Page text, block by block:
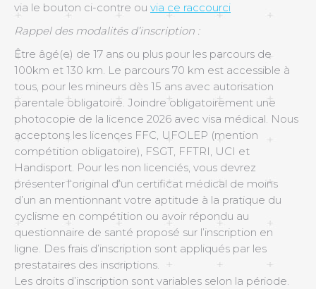
via le bouton ci-contre ou via ce raccourci
Rappel des modalités d’inscription :
Être âgé(e) de 17 ans ou plus pour les parcours de
100km et 130 km. Le parcours 70 km est accessible à
tous, pour les mineurs dès 15 ans avec autorisation
parentale obligatoire. Joindre obligatoirement une
photocopie de la licence 2026 avec visa médical. Nous
acceptons les licences FFC, UFOLEP (mention
compétition obligatoire), FSGT, FFTRI, UCI et
Handisport. Pour les non licenciés, vous devrez
présenter l’original d’un certificat médical de moins
d’un an mentionnant votre aptitude à la pratique du
cyclisme en compétition ou avoir répondu au
questionnaire de santé proposé sur l’inscription en
ligne. Des frais d’inscription sont appliqués par les
prestataires des inscriptions.
Les droits d’inscription sont variables selon la période.